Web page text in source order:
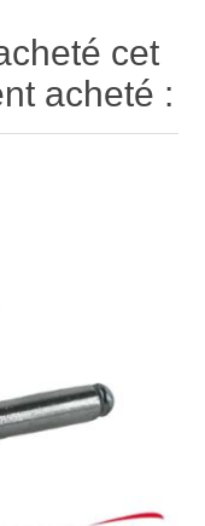
cet
acheté :